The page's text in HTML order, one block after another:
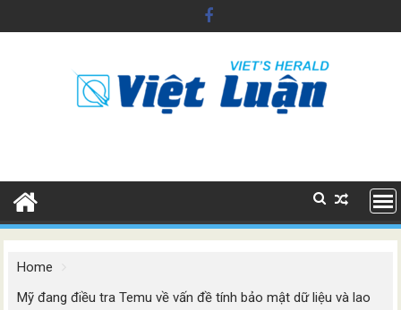
to
Home
Mỹ đang điều tra Temu về vấn đề tính bảo mật dữ liệu và lao